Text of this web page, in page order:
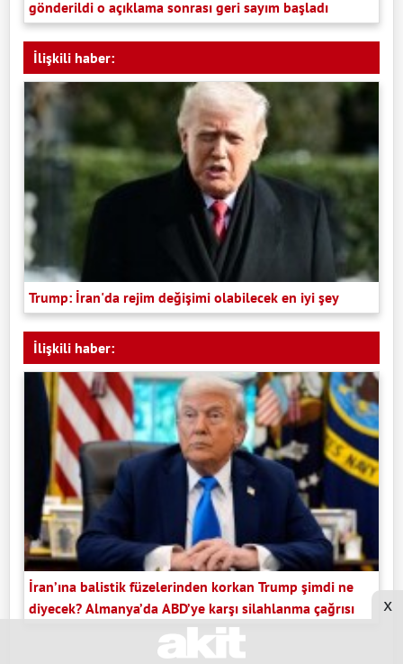
gönderildi o açıklama sonrası geri sayım başladı
İlişkili haber:
Trump: İran'da rejim değişimi olabilecek en iyi şey
İlişkili haber:
İran’ına balistik füzelerinden korkan Trump şimdi ne
diyecek? Almanya’da ABD’ye karşı silahlanma çağrısı
x